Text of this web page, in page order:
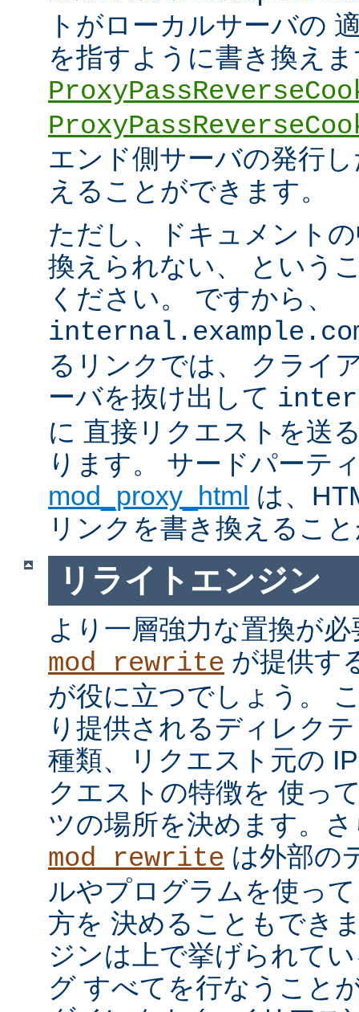
トがローカルサーバの
を指すように書き換え
エンド側サーバの発行
えることができます。
ただし、ドキュメント
換えられない、 という
ください。 ですから、
るリンクでは、 クライ
ーバを抜け出して
に 直接リクエストを送
ります。 サードパーテ
mod_proxy_html は、
リンクを書き換えるこ
リライトエンジン
より一層強力な置換が
mod_rewrite が提供す
が役に立つでしょう。
り提供されるディレク
種類、リクエスト元の
クエストの特徴を 使っ
ツの場所を決めます。
mod_rewrite は外部の
ルやプログラムを使っ
方を 決めることもでき
ジンは上で挙げられて
グ すべてを行なうこと